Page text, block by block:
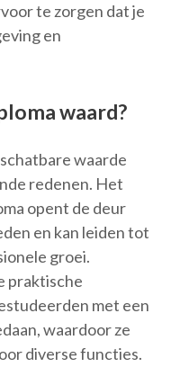
te zorgen dat je
en
waard?
waarde
redenen. Het
opent de deur
en kan leiden tot
groei.
praktische
met een
waardoor ze
diverse functies.